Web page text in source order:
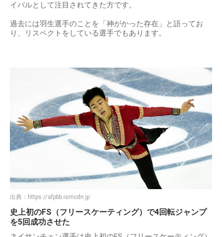
イバルとして注目されてきた方です。
過去には羽生選手のことを「神がかった存在」と語ってお
り、リスペクトをしている選手でもあります。
出典： https://afpbb.ismcdn.jp
史上初のFS（フリースケーティング）で4回転ジャンプ
を5回成功させた